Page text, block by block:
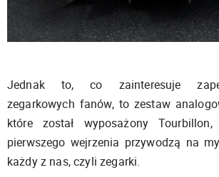
Jednak to, co zainteresuje
zegarkowych fanów, to zestaw
które został wyposażony
pierwszego wejrzenia przywodzą na
każdy z nas, czyli zegarki.